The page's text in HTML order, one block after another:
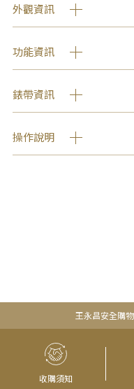
外觀資訊
功能資訊
錶帶資訊
操作說明
王永昌安全購
收購須知